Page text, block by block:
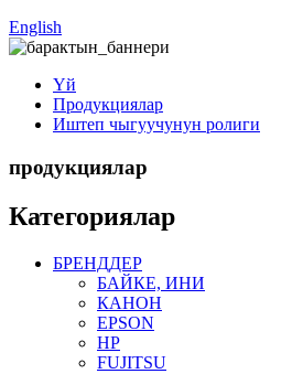
English
Үй
Продукциялар
Иштеп чыгуучунун ролиги
продукциялар
Категориялар
БРЕНДДЕР
БАЙКЕ, ИНИ
КАНОН
EPSON
HP
FUJITSU